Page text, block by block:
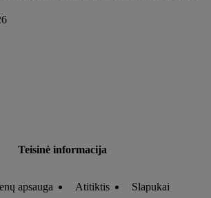
Teisinė informacija
apsauga Atitiktis Slapukai